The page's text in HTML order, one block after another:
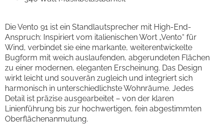
Die Vento 91 ist ein Standlautsprecher mit High-End-
Anspruch: Inspiriert vom italienischen Wort „Vento“ für
Wind, verbindet sie eine markante, weiterentwickelte
Bugform mit weich auslaufenden, abgerundeten Flächen
zu einer modernen, eleganten Erscheinung. Das Design
wirkt leicht und souverän zugleich und integriert sich
harmonisch in unterschiedlichste Wohnräume. Jedes
Detail ist präzise ausgearbeitet – von der klaren
Linienführung bis zur hochwertigen, fein abgestimmten
Oberflächenanmutung.